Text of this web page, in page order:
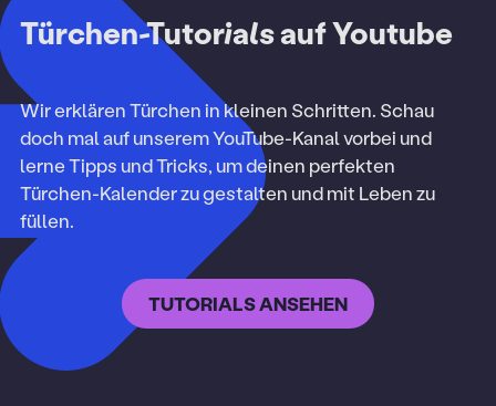
Türchen-Tutorials auf Youtube
Wir erklären Türchen in kleinen Schritten. Schau
doch mal auf unserem YouTube-Kanal vorbei und
lerne Tipps und Tricks, um deinen perfekten
Türchen-Kalender zu gestalten und mit Leben zu
füllen.
TUTORIALS ANSEHEN